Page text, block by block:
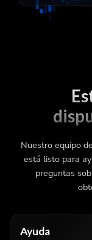
Nuestro equipo
está listo para
preguntas
Ayuda